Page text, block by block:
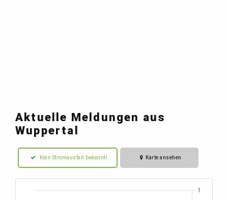
Aktuelle Meldungen aus
Wuppertal
Kein Stromausfall bekannt! Karte ansehen